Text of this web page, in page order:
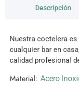
Descripción
Nuestra coctelera
cualquier bar en
calidad profesional
Material: Acero